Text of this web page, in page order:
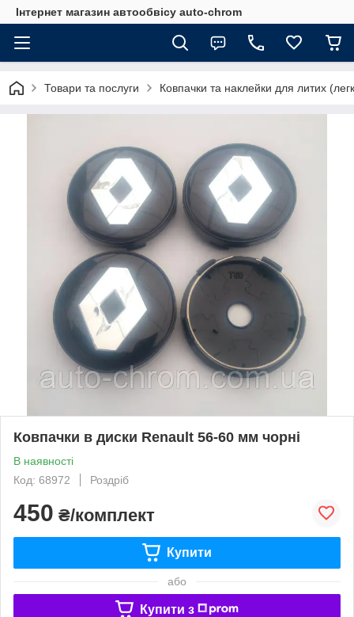
Інтернет магазин автообвісу auto-chrom
Товари та послуги Ковпачки та наклейки для литих
Ковпачки в диски Renault 56-60 мм чорні
В наявності
Код: 68972
Роздріб
450 ₴/комплект
Купити
або
Купити з